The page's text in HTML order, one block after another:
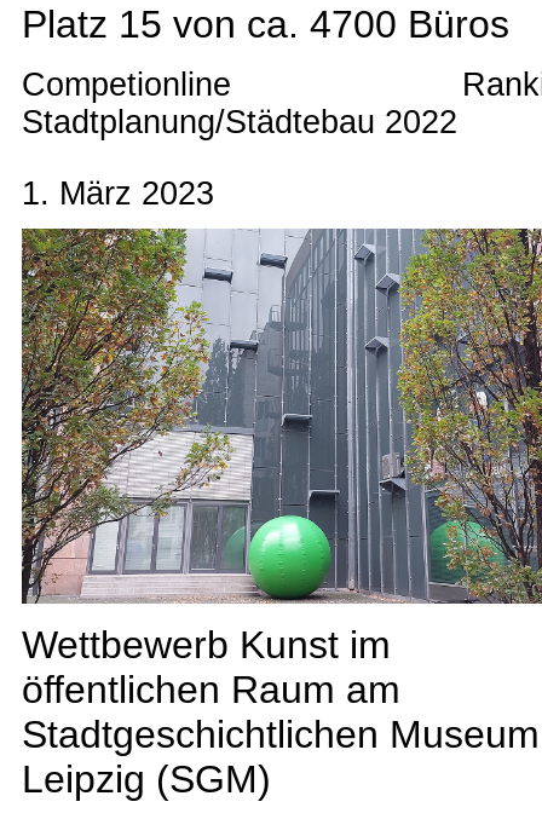
Platz 15 von ca. 4700 Büros
Competionline
Stadtplanung/Städtebau 2022
1. März 2023
Wettbewerb Kunst im
öffentlichen Raum am
Stadtgeschichtlichen Museum
Leipzig (SGM)